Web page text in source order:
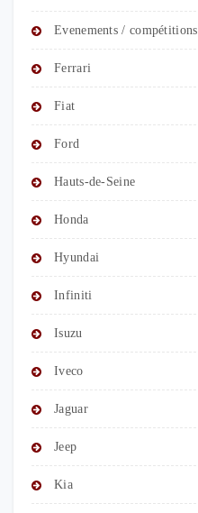
Evenements / compétitions
Ferrari
Fiat
Ford
Hauts-de-Seine
Honda
Hyundai
Infiniti
Isuzu
Iveco
Jaguar
Jeep
Kia